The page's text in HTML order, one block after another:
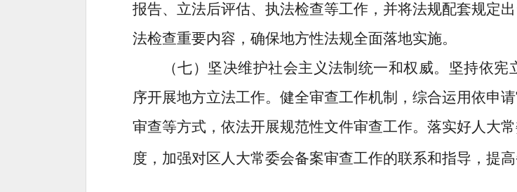
报告、立法后评估、执法检查等工作， 并将法规配套规定出
法检查重要内容，确保地方性法规全面落地实施。
（七）坚决维护社会主义法制统一和权威。 坚持依宪
序开展地方立法工作。健全审查工作机制，综合运用依申
审查等方式，依法开展规范性文件审查工作。落实好人大
度，加强对区人大常委会备案审查工作的联系和指导，提